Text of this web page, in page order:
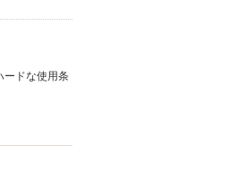
ードな使用条